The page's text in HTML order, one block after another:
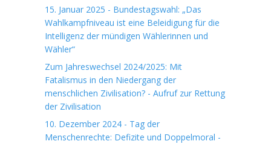
15. Januar 2025 - Bundestagswahl: „Das
Wahlkampfniveau ist eine Beleidigung für die
Intelligenz der mündigen Wählerinnen und
Wähler“
Zum Jahreswechsel 2024/2025: Mit
Fatalismus in den Niedergang der
menschlichen Zivilisation? - Aufruf zur Rettung
der Zivilisation
10. Dezember 2024 - Tag der
Menschenrechte: Defizite und Doppelmoral -